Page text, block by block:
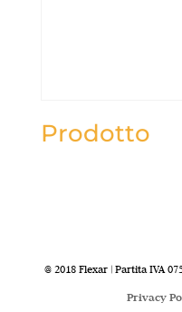
Prodotto
@ 2018 Flexar | Partita IVA
Privacy